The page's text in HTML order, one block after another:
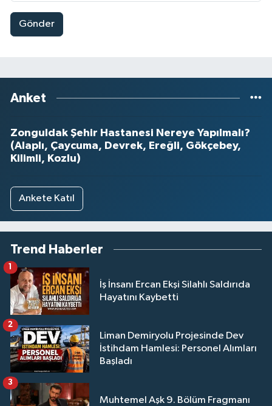
Gönder
Anket
Zonguldak Şehir Hastanesi Nereye Yapılmalı?
(Alaplı, Çaycuma, Devrek, Ereğli, Gökçebey,
Kilimli, Kozlu)
Ankete Katıl
Trend Haberler
İş İnsanı Ercan Ekşi Silahlı Saldırıda
Hayatını Kaybetti
1
Liman Demiryolu Projesinde Dev
İstihdam Hamlesi: Personel Alımları
Başladı
2
Muhtemel Aşk 9. Bölüm Fragmanı
3